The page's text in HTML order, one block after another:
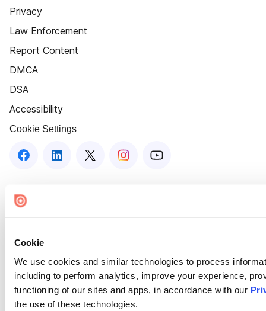
Cookie
We use cookies and similar technologies to process
including to perform analytics, improve your experience,
functioning of our sites and apps, in accordance with our
the use of these technologies.
Privacy
Law Enforcement
Report Content
DMCA
DSA
Accessibility
Cookie Settings